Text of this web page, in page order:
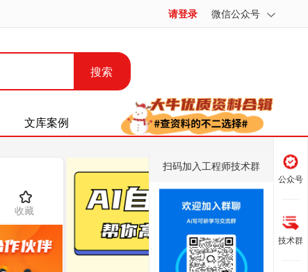
请登录 微信公众号
搜索
文库案例
收藏
公众号
技术群
扫码加入工程师技术群